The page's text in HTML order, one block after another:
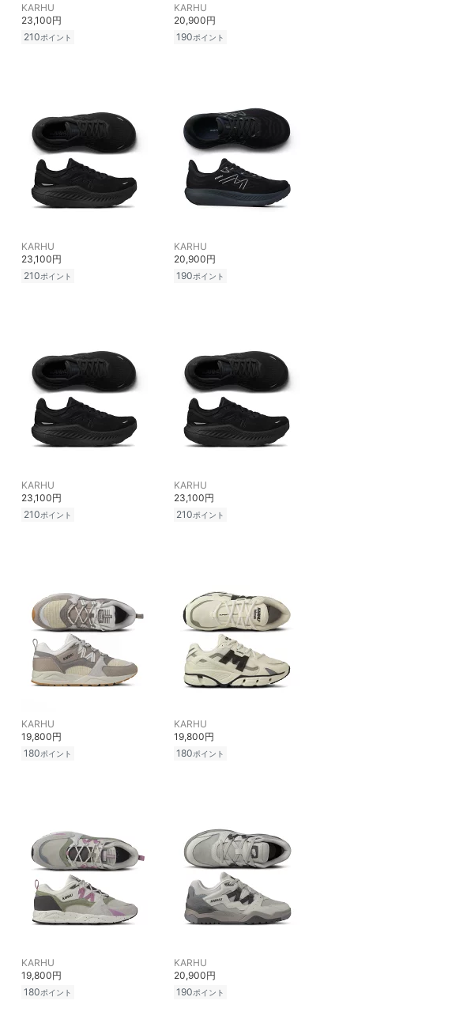
KARHU
23,100円
210ポイント
KARHU
20,900円
190ポイント
KARHU
23,100円
210ポイント
KARHU
20,900円
190ポイント
KARHU
23,100円
210ポイント
KARHU
23,100円
210ポイント
KARHU
19,800円
180ポイント
KARHU
19,800円
180ポイント
KARHU
19,800円
180ポイント
KARHU
20,900円
190ポイント